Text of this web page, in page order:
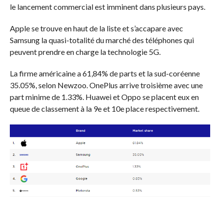
le lancement commercial est imminent dans plusieurs pays.
Apple se trouve en haut de la liste et s’accapare avec
Samsung la quasi-totalité du marché des téléphones qui
peuvent prendre en charge la technologie 5G.
La firme américaine a 61,84% de parts et la sud-coréenne
35.05%, selon Newzoo. OnePlus arrive troisième avec une
part minime de 1.33%. Huawei et Oppo se placent eux en
queue de classement à la 9e et 10e place respectivement.